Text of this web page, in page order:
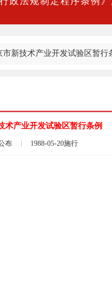
市新技术产业开发试验区暂行
术产业开发试验区暂行条例
布 1988-05-20施行